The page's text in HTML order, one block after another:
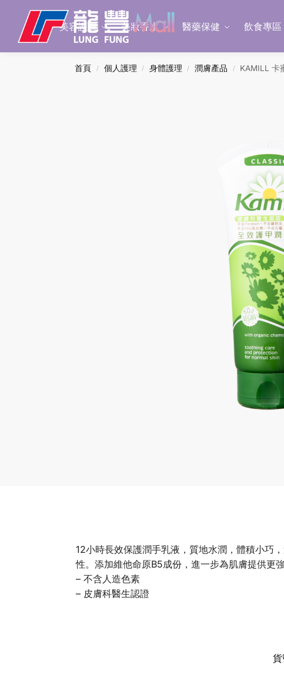
美容護膚 美妝香水 醫藥保健 飲食專區
Search
首頁 / 個人護理 / 身體護理 / 潤膚產品 / KAMILL 卡
12小時長效保護潤手乳液，質地水潤，體積小巧
性。添加維他命原B5成份，進一步為肌膚提供更
– 不含人造色素
– 皮膚科醫生認證